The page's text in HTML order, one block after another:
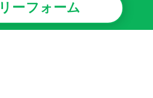
ーフォーム